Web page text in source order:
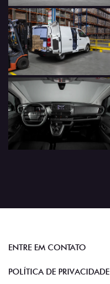
ENTRE EM CONTATO
POLÍTICA DE PRIVACIDADE